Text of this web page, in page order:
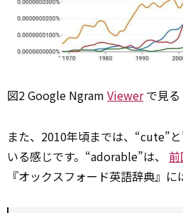
図2 Google Ngram Viewerで見る
また、2010年頃までは、“cute”
いる感じです。“adorable”は、 前
『オックスフォード英語辞典』に